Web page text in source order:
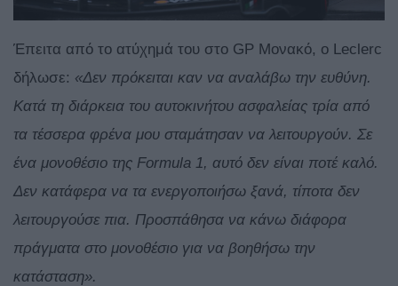
Έπειτα από το ατύχημά του στο GP Μονακό, ο Leclerc
δήλωσε: «Δεν πρόκειται καν να αναλάβω την ευθύνη.
Κατά τη διάρκεια του αυτοκινήτου ασφαλείας τρία από
τα τέσσερα φρένα μου σταμάτησαν να λειτουργούν. Σε
ένα μονοθέσιο της Formula 1, αυτό δεν είναι ποτέ καλό.
Δεν κατάφερα να τα ενεργοποιήσω ξανά, τίποτα δεν
λειτουργούσε πια. Προσπάθησα να κάνω διάφορα
πράγματα στο μονοθέσιο για να βοηθήσω την
κατάσταση».